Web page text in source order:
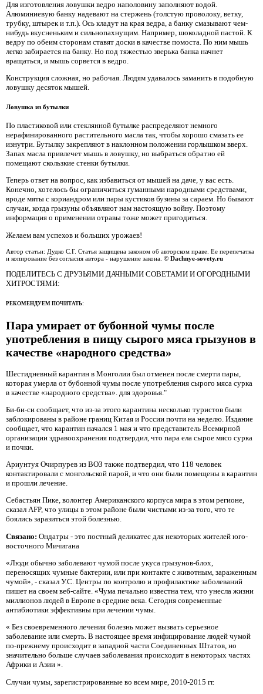
Для изготовления ловушки ведро наполовину заполняют водой.
Алюминиевую банку надевают на стержень (толстую проволоку, ветку,
трубку, штырек и т.п.). Ось кладут на края ведра, а банку смазывают чем-
нибудь вкусненьким и сильнопахнущим. Например, шоколадной пастой. К
ведру по обеим сторонам ставят доски в качестве помоста. По ним мышь
легко забирается на банку. Но под тяжестью зверька банка начнет
вращаться, и мышь сорвется в ведро.
Конструкция сложная, но рабочая. Людям удавалось заманить в подобную
ловушку десяток мышей.
Ловушка из бутылки
По пластиковой или стеклянной бутылке распределяют немного
нерафинированного растительного масла так, чтобы хорошо смазать ее
изнутри. Бутылку закрепляют в наклонном положении горлышком вверх.
Запах масла привлечет мышь в ловушку, но выбраться обратно ей
помещают скользкие стенки бутылки.
Теперь ответ на вопрос, как избавиться от мышей на даче, у вас есть.
Конечно, хотелось бы ограничиться гуманными народными средствами,
вроде мяты с кориандром или пары кустиков бузины за сараем. Но бывают
случаи, когда грызуны объявляют нам настоящую войну. Поэтому
информация о применении отравы тоже может пригодиться.
Желаем вам успехов и больших урожаев!
Автор статьи: Дудко С.Г. Статья защищена законом об авторском праве. Ее перепечатка
и копирование без согласия автора - нарушение закона. © Dachnye-sovety.ru
ПОДЕЛИТЕСЬ С ДРУЗЬЯМИ ДАЧНЫМИ СОВЕТАМИ И ОГОРОДНЫМИ
ХИТРОСТЯМИ:
РЕКОМЕНДУЕМ ПОЧИТАТЬ:
Пара умирает от бубонной чумы после
употребления в пищу сырого мяса грызунов в
качестве «народного средства»
Шестидневный карантин в Монголии был отменен после смерти пары,
которая умерла от бубонной чумы после употребления сырого мяса сурка
в качестве «народного средства». для здоровья."
Би-би-си сообщает, что из-за этого карантина несколько туристов были
заблокированы в районе границ Китая и России почти на неделю. Издание
сообщает, что карантин начался 1 мая и что представитель Всемирной
организации здравоохранения подтвердил, что пара ела сырое мясо сурка
и почки.
Ариунтуя Очирпурев из ВОЗ также подтвердил, что 118 человек
контактировали с монгольской парой, и что они были помещены в карантин
и прошли лечение.
Себастьян Пике, волонтер Американского корпуса мира в этом регионе,
сказал AFP, что улицы в этом районе были чистыми из-за того, что те
боялись заразиться этой болезнью.
Связано: Ондатры - это постный деликатес для некоторых жителей юго-
восточного Мичигана
«Люди обычно заболевают чумой после укуса грызунов-блох,
переносящих чумные бактерии, или при контакте с животным, зараженным
чумой», - сказал У.С. Центры по контролю и профилактике заболеваний
пишет на своем веб-сайте. «Чума печально известна тем, что унесла жизни
миллионов людей в Европе в средние века. Сегодня современные
антибиотики эффективны при лечении чумы.
« Без своевременного лечения болезнь может вызвать серьезное
заболевание или смерть. В настоящее время инфицирование людей чумой
по-прежнему происходит в западной части Соединенных Штатов, но
значительно больше случаев заболевания происходит в некоторых частях
Африки и Азии ».
Случаи чумы, зарегистрированные во всем мире, 2010-2015 гг.